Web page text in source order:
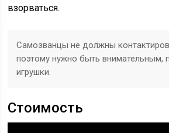
взорваться.
Самозванцы не должны
поэтому нужно быть внимательным,
игрушки.
Стоимость